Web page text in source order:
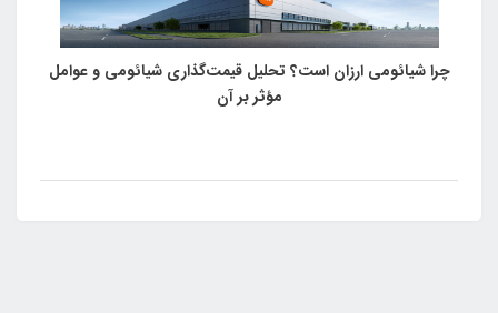
چرا شیائومی ارزان است؟ تحلیل قیمت‌گذاری شیائومی و عوامل
مؤثر بر آن